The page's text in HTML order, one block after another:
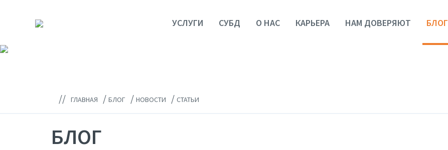
УСЛУГИ СУБД О НАС КАРЬЕРА НАМ ДОВЕРЯЮТ БЛОГ
// ГЛАВНАЯ / БЛОГ / НОВОСТИ / СТАТЬИ
БЛОГ